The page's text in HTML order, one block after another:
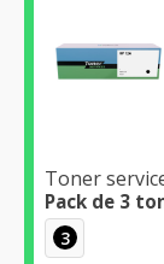
Toner
Pack de 3
3